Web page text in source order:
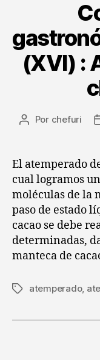
(XVI) :
Autor
entrada
Por chefuri
El atemperado
cual logramos
moléculas de la
paso de estado
cacao se debe
determinadas,
manteca de
Etiquetas
atemperado,